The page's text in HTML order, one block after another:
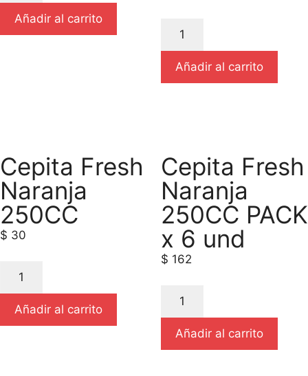
Añadir al carrito
Añadir al carrito
Cepita Fresh
Naranja
250CC
$ 30
Añadir al carrito
Cepita Fresh
Naranja
250CC PACK
x 6 und
$ 162
Añadir al carrito